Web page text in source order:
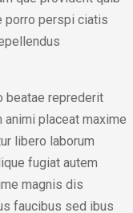
porro perspi ciatis
beatae reprederit
placeat maxime
libero laborum
fugiat autem
magnis dis
faucibus sed ibus